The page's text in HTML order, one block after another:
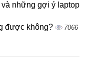
và những gợi ý laptop
được không? 7066